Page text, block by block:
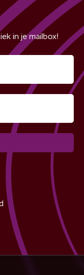
in je mailbox!